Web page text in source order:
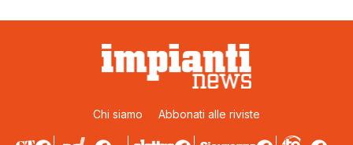
Chi siamo Abbonati alle riviste